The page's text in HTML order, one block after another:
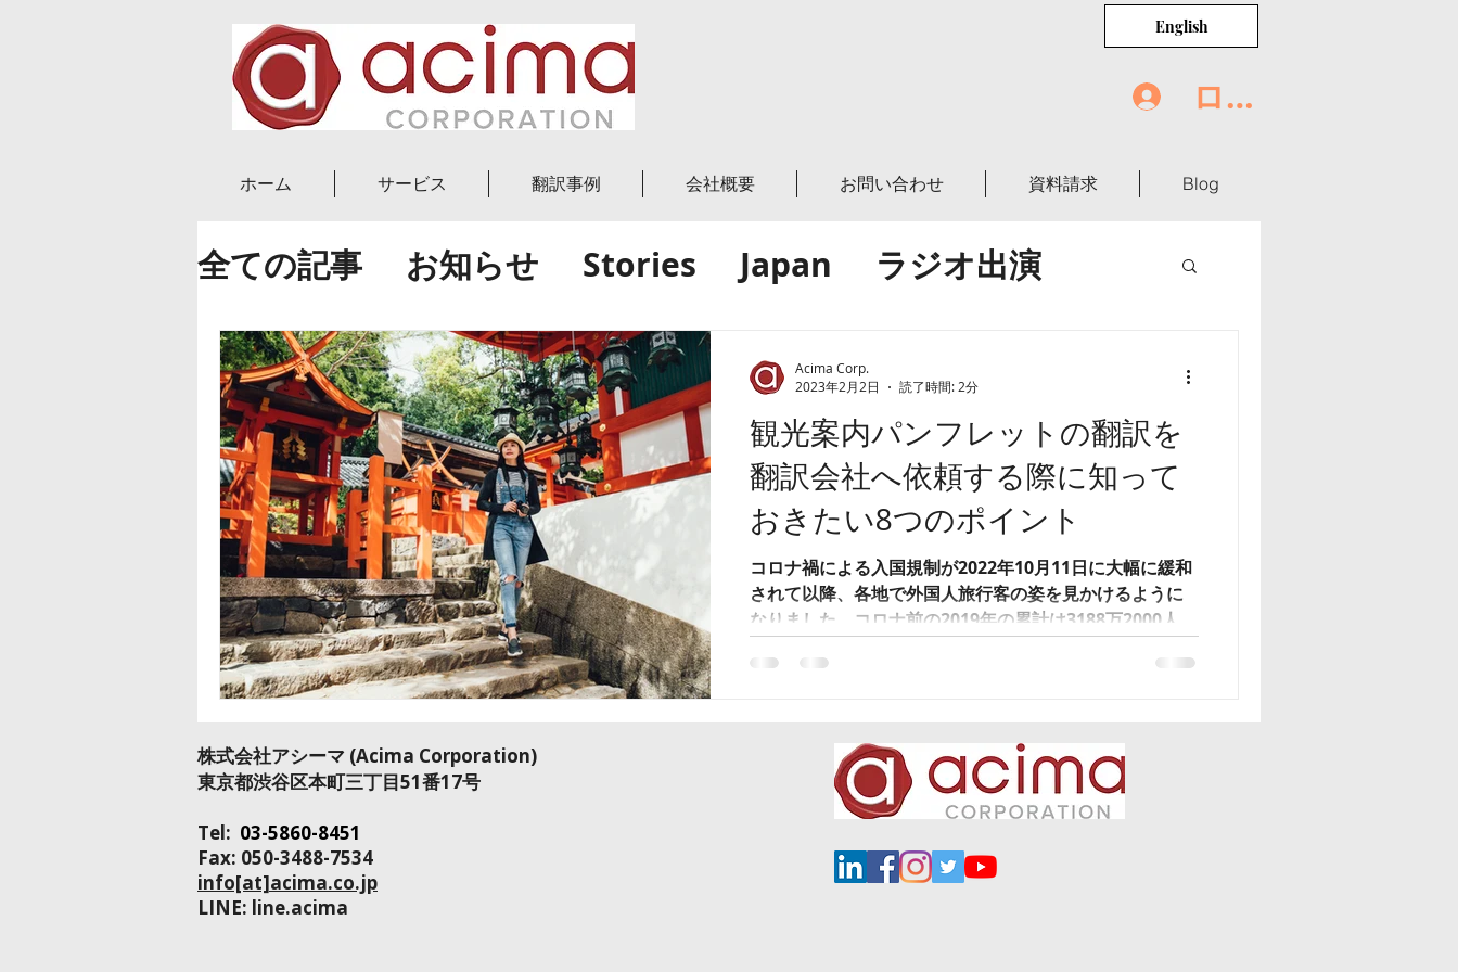
English
ログイン
ホーム サービス 翻訳事例 会社概要 お問い合わせ 資料請求 Blog
全ての記事 お知らせ Stories Japan
ラジオ出演
ニュース
ブログ投稿 World 世界
副業・起業
実績
観光案内パンフレットの翻訳を
翻訳会社へ依頼する際に知って
おきたい8つのポイント
コロナ禍による入国規制が2022年10月11日に大幅に緩和
されて以降、各地で外国人旅行客の姿を見かけるように
なりました。コロナ前の2019年の累計は3188万2000人
から、今後、インバウンド需要が見込まれると思いま
Acima Corp.
2023年2月2日
読了時間: 2分
​株式会社アシーマ​ (Acima Corporation)
​東京都渋谷区本町三丁目51番17号
Tel: 03-5860-8451
Fax: 050-3488-7534
info[at]acima.co.jp
LINE: line.acima